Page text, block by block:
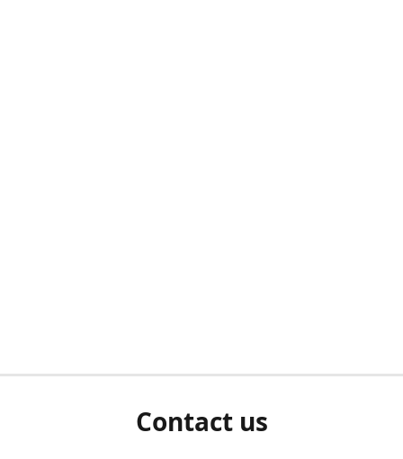
Contact us